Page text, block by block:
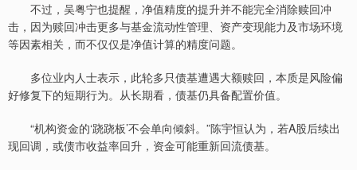
不过，吴粤宁也提醒，净值精度的提升并不能完全消除赎回冲
击，因为赎回冲击更多与基金流动性管理、资产变现能力及市场环境
等因素相关，而不仅仅是净值计算的精度问题。
多位业内人士表示，此轮多只债基遭遇大额赎回，本质是风险偏
好修复下的短期行为。从长期看，债基仍具备配置价值。
“机构资金的‘跷跷板’不会单向倾斜。”陈宇恒认为，若A股后续出
现回调，或债市收益率回升，资金可能重新回流债基。